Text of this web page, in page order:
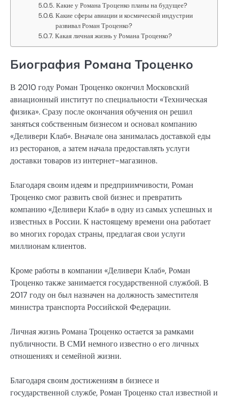
Какие у Романа Троценко планы на будущее?
Какие сферы авиации и космической индустрии
развивал Роман Троценко?
Какая личная жизнь у Романа Троценко?
Биография Романа Троценко
В 2010 году Роман Троценко окончил Московский
авиационный институт по специальности «Техническая
физика». Сразу после окончания обучения он решил
заняться собственным бизнесом и основал компанию
«Деливери Клаб». Вначале она занималась доставкой еды
из ресторанов, а затем начала предоставлять услуги
доставки товаров из интернет-магазинов.
Благодаря своим идеям и предприимчивости, Роман
Троценко смог развить свой бизнес и превратить
компанию «Деливери Клаб» в одну из самых успешных и
известных в России. К настоящему времени она работает
во многих городах страны, предлагая свои услуги
миллионам клиентов.
Кроме работы в компании «Деливери Клаб», Роман
Троценко также занимается государственной службой. В
2017 году он был назначен на должность заместителя
министра транспорта Российской Федерации.
Личная жизнь Романа Троценко остается за рамками
публичности. В СМИ немного известно о его личных
отношениях и семейной жизни.
Благодаря своим достижениям в бизнесе и
государственной службе, Роман Троценко стал известной и